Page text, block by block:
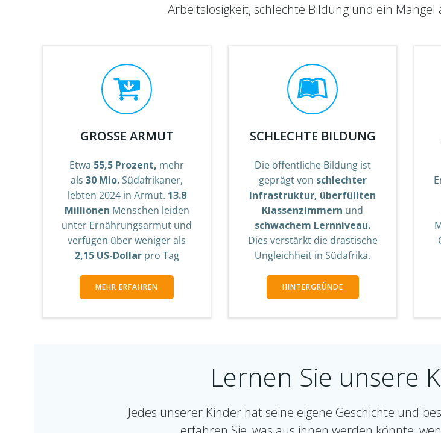
Arbeitslosigkeit, schlechte Bildung und ein
GROSSE ARMUT
Etwa 55,5 Prozent, mehr
als 30 Mio.Südafrikaner,
lebten 2024 in Armut. 13.8
Millionen Menschen leiden
unter Ernährungsarmut und
verfügen über weniger als
2,15 US-Dollar pro Tag
MEHR ERFAHREN
SCHLECHTE BILDUNG
Die öffentliche Bildung ist
geprägt von schlechter
Infrastruktur, überfüllten
Klassenzimmern und
schwachem Lernniveau.
Dies verstärkt die drastische
Ungleichheit in Südafrika.
HINTERGRÜNDE
Lernen Sie unsere
Jedes unserer Kinder hat seine eigene Geschichte und